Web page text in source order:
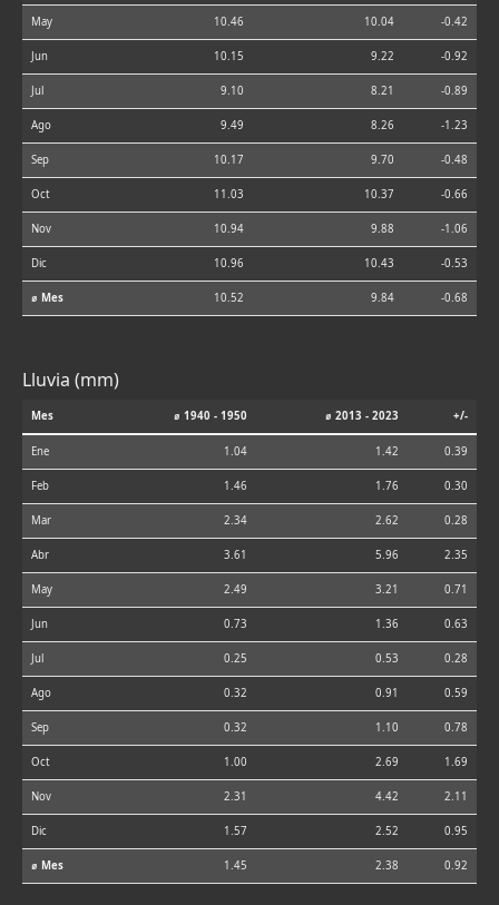
May 10.46 10.04 -0.42
Jun 10.15 9.22 -0.92
Jul 9.10 8.21 -0.89
Ago 9.49 8.26 -1.23
Sep 10.17 9.70 -0.48
Oct 11.03 10.37 -0.66
Nov 10.94 9.88 -1.06
Dic 10.96 10.43 -0.53
⌀ Mes 10.52 9.84 -0.68
Lluvia (mm)
Mes ⌀ 1940 - 1950 ⌀ 2013 - 2023 +/-
Ene 1.04 1.42 0.39
Feb 1.46 1.76 0.30
Mar 2.34 2.62 0.28
Abr 3.61 5.96 2.35
May 2.49 3.21 0.71
Jun 0.73 1.36 0.63
Jul 0.25 0.53 0.28
Ago 0.32 0.91 0.59
Sep 0.32 1.10 0.78
Oct 1.00 2.69 1.69
Nov 2.31 4.42 2.11
Dic 1.57 2.52 0.95
⌀ Mes 1.45 2.38 0.92